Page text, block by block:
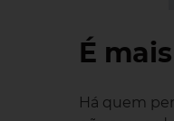
É
Há quem